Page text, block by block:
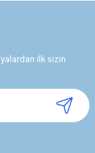
ilk sizin